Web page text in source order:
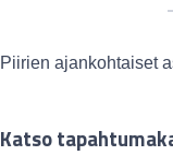
Piirien ajankohtaiset
Katso